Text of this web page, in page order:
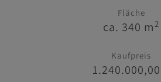
Fläche
ca. 340 m 2
Kaufpreis